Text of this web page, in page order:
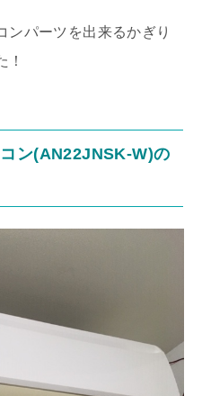
ンパーツを出来るかぎり
！
ン(AN22JNSK-W)の